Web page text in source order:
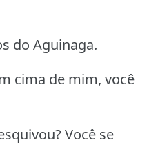
do Aguinaga.
cima de mim, você
Você se